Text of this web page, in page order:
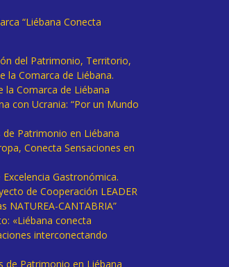
“Liébana Conecta
del Patrimonio, Territorio,
la Comarca de Liébana.
la Comarca de Liébana
con Ucrania: “Por un Mundo
de Patrimonio en Liébana
Conecta Sensaciones en
Gastronómica.
de Cooperación LEADER
NATUREA-CANTABRIA”
«Liébana conecta
interconectando
de Patrimonio en Liébana